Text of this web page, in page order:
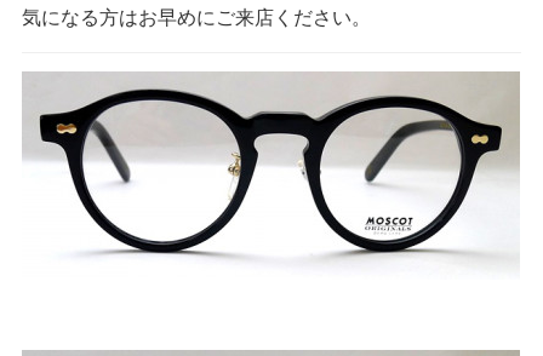
気になる方はお早めにご来店ください。